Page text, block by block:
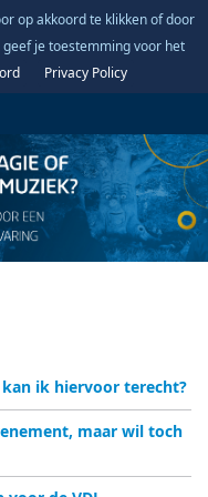
op akkoord te klikken of door
je toestemming voor het
Privacy Policy
ik hiervoor terecht?
stuur dan een
voor jou terug kunnen
maar wil toch
via de knop in de